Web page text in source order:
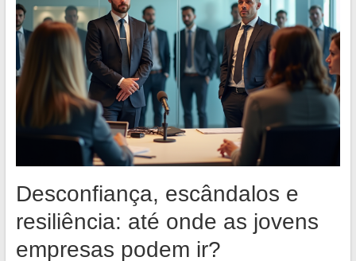
Desconfiança, escândalos e
resiliência: até onde as jovens
empresas podem ir?